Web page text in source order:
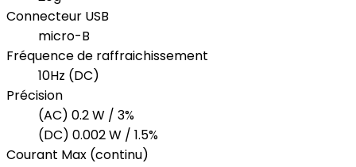
Connecteur USB
micro-B
Fréquence de raffraichissement
10Hz (DC)
Précision
(AC) 0.2 W / 3%
(DC) 0.002 W / 1.5%
Courant Max (continu)